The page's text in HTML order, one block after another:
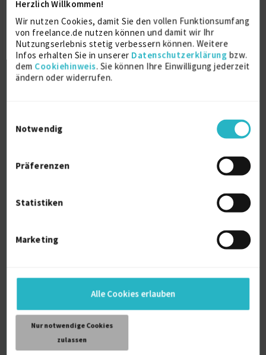
Herzlich Willkommen!
Wir nutzen Cookies, damit Sie den vollen Funktionsumfang
von freelance.de nutzen können und damit wir Ihr
Nutzungserlebnis stetig verbessern können. Weitere
Infos erhalten Sie in unserer Datenschutzerklärung bzw.
dem Cookiehinweis. Sie können Ihre Einwilligung jederzeit
ändern oder widerrufen.
Notwendig
Präferenzen
Statistiken
Marketing
Alle Cookies erlauben
Nur notwendige Cookies
zulassen
Teamleiter Cl...
1st Level Support / UHD 16 J. IT-Support (allg.) 13 J.
Verfügbarkeit einsehen
2
Referenzen
Windows A...
Verfügbarkeit einsehen
2
Referenzen
auf Anfrage
D-63450 Hanau